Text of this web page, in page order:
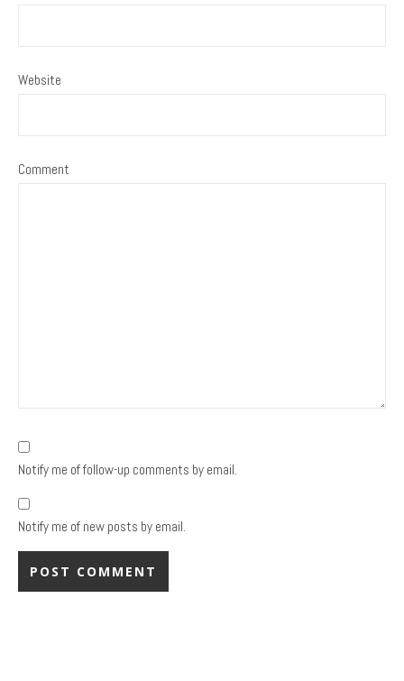
Website
Comment
Notify me of follow-up comments by email.
Notify me of new posts by email.